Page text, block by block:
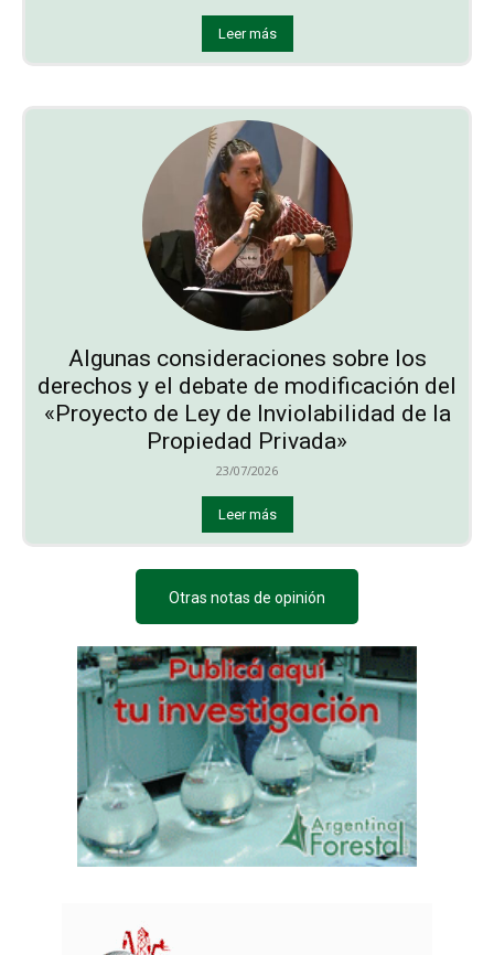
Leer más
Algunas consideraciones sobre los
derechos y el debate de modificación del
«Proyecto de Ley de Inviolabilidad de la
Propiedad Privada»
23/07/2026
Leer más
Otras notas de opinión